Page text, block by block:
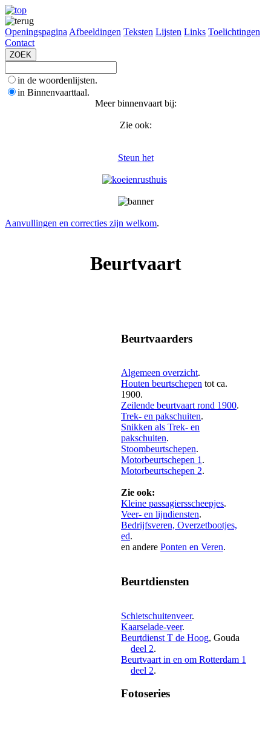
Openingspagina Afbeeldingen Teksten Lijsten Links Toelichtingen
Contact
in de woordenlijsten.
in Binnenvaarttaal.
Meer binnenvaart bij:
Zie ook:
Steun het
Aanvullingen en correcties zijn welkom.
Beurtvaart
Beurtvaarders
Algemeen overzicht.
Houten beurtschepen tot ca.
1900.
Zeilende beurtvaart rond 1900.
Trek- en pakschuiten.
Snikken als Trek- en
pakschuiten.
Stoombeurtschepen.
Motorbeurtschepen 1 .
Motorbeurtschepen 2.
Zie ook:
Kleine passagiersscheepjes.
Veer- en lijndiensten.
Bedrijfsveren, Overzetbootjes,
ed.
en andere Ponten en Veren.
Beurtdiensten
Schietschuitenveer.
Kaarselade-veer.
Beurtdienst T de Hoog, Gouda
deel 2.
Beurtvaart in en om Rotterdam 1
deel 2.
Fotoseries